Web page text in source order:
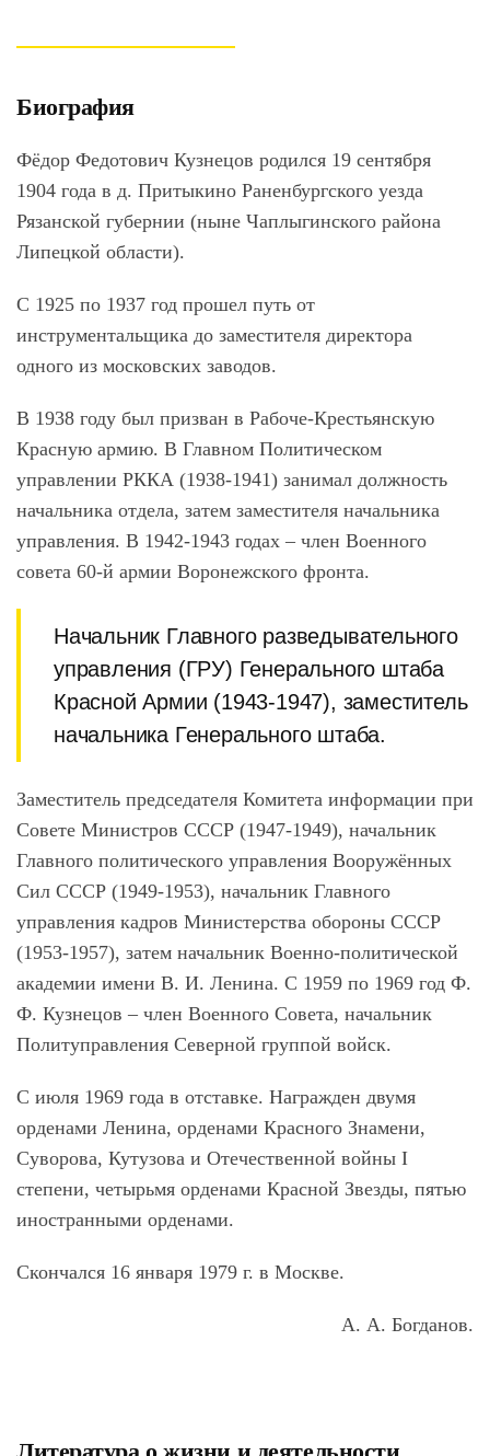
Биография
Фёдор Федотович Кузнецов родился 19 сентября
1904 года в д. Притыкино Раненбургского уезда
Рязанской губернии (ныне Чаплыгинского района
Липецкой области).
С 1925 по 1937 год прошел путь от
инструментальщика до заместителя директора
одного из московских заводов.
В 1938 году был призван в Рабоче-Крестьянскую
Красную армию. В Главном Политическом
управлении РККА (1938-1941) занимал должность
начальника отдела, затем заместителя начальника
управления. В 1942-1943 годах – член Военного
совета 60-й армии Воронежского фронта.
Начальник Главного разведывательного
управления (ГРУ) Генерального штаба
Красной Армии (1943-1947), заместитель
начальника Генерального штаба.
Заместитель председателя Комитета информации при
Совете Министров СССР (1947-1949), начальник
Главного политического управления Вооружённых
Сил СССР (1949-1953), начальник Главного
управления кадров Министерства обороны СССР
(1953-1957), затем начальник Военно-политической
академии имени В. И. Ленина. С 1959 по 1969 год Ф.
Ф. Кузнецов – член Военного Совета, начальник
Политуправления Северной группой войск.
С июля 1969 года в отставке. Награжден двумя
орденами Ленина, орденами Красного Знамени,
Суворова, Кутузова и Отечественной войны I
степени, четырьмя орденами Красной Звезды, пятью
иностранными орденами.
Скончался 16 января 1979 г. в Москве.
А. А. Богданов.